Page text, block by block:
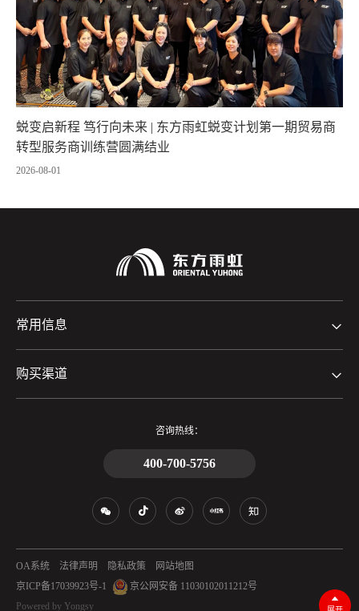
蜕变启新程 笃行向未来 | 东方雨虹蜕变计划第一期贸易商
转型服务商训练营圆满结业
2026-08-01
常用信息
购买渠道
咨询热线：
400-700-5756
京ICP备17039923号-1
京公网安备 11030102011212号
Powered by Yongsy
OA系统 法律声明 隐私政策 网站地图